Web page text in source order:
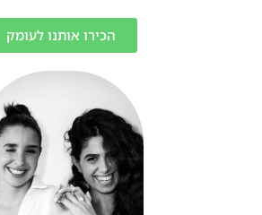
הכירו אותנו לעומק